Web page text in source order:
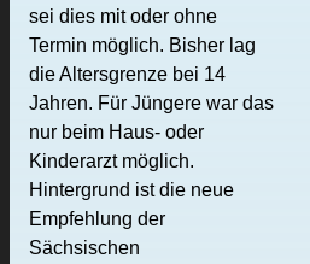
sei dies mit oder ohne
Termin möglich. Bisher lag
die Altersgrenze bei 14
Jahren. Für Jüngere war das
nur beim Haus- oder
Kinderarzt möglich.
Hintergrund ist die neue
Empfehlung der
Sächsischen